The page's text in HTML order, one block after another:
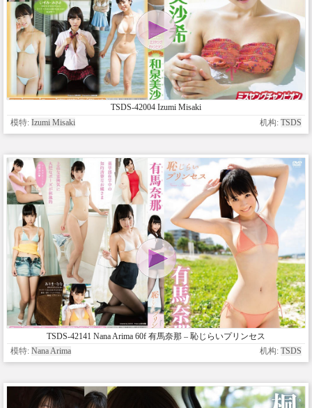
TSDS-42004 Izumi Misaki
模特: Izumi Misaki 机构: TSDS
TSDS-42141 Nana Arima 60f 有馬奈那 – 恥じらいプリンセス
模特: Nana Arima 机构: TSDS